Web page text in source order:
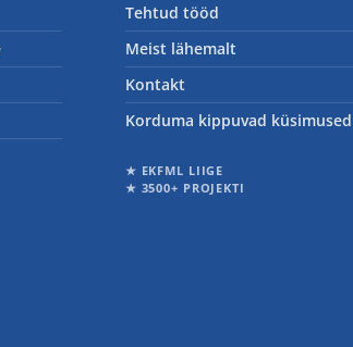
Tehtud tööd
Meist lähemalt
Kontakt
Korduma kippuvad küsimused
★ EKFML LIIGE
★ 3500+ PROJEKTI